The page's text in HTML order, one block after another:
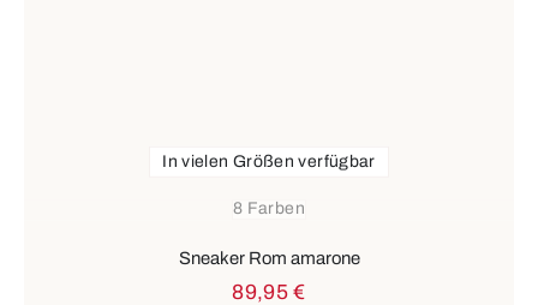
8 Farben
In vielen Größen verfügbar
Sneaker Rom amarone
89,95 €